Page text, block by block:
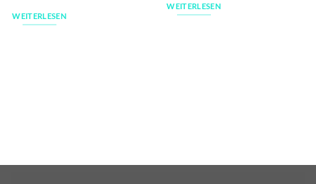
WEITERLESEN
WEITERLESEN